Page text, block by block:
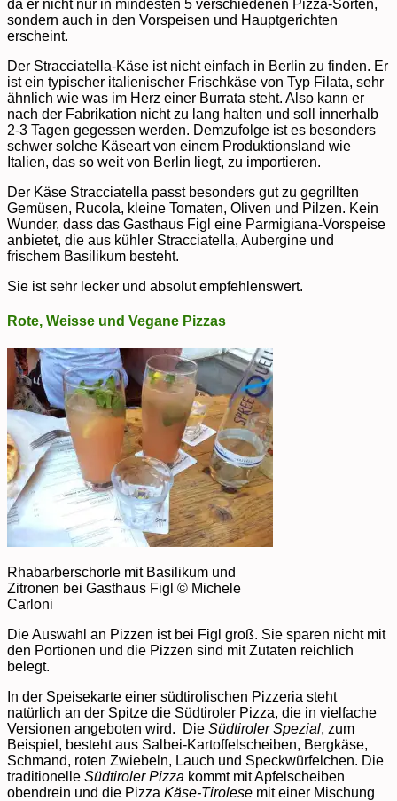
da er nicht nur in mindesten 5 verschiedenen Pizza-Sorten,
sondern auch in den Vorspeisen und Hauptgerichten
erscheint.
Der Stracciatella-Käse ist nicht einfach in Berlin zu finden. Er
ist ein typischer italienischer Frischkäse von Typ Filata, sehr
ähnlich wie was im Herz einer Burrata steht. Also kann er
nach der Fabrikation nicht zu lang halten und soll innerhalb
2-3 Tagen gegessen werden. Demzufolge ist es besonders
schwer solche Käseart von einem Produktionsland wie
Italien, das so weit von Berlin liegt, zu importieren.
Der Käse Stracciatella passt besonders gut zu gegrillten
Gemüsen, Rucola, kleine Tomaten, Oliven und Pilzen. Kein
Wunder, dass das Gasthaus Figl eine Parmigiana-Vorspeise
anbietet, die aus kühler Stracciatella, Aubergine und
frischem Basilikum besteht.
Sie ist sehr lecker und absolut empfehlenswert.
Rote, Weisse und Vegane Pizzas
Rhabarberschorle mit Basilikum und
Zitronen bei Gasthaus Figl © Michele
Carloni
Die Auswahl an Pizzen ist bei Figl groß. Sie sparen nicht mit
den Portionen und die Pizzen sind mit Zutaten reichlich
belegt.
In der Speisekarte einer südtirolischen Pizzeria steht
natürlich an der Spitze die Südtiroler Pizza, die in vielfache
Versionen angeboten wird. Die Südtiroler Spezial, zum
Beispiel, besteht aus Salbei-Kartoffelscheiben, Bergkäse,
Schmand, roten Zwiebeln, Lauch und Speckwürfelchen. Die
traditionelle Südtiroler Pizza kommt mit Apfelscheiben
obendrein und die Pizza Käse-Tirolese mit einer Mischung